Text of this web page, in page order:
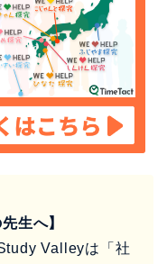
生へ】
Valleyは「社